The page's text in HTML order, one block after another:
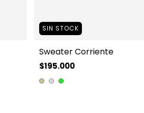
SIN STOCK
Sweater Corriente
$195.000